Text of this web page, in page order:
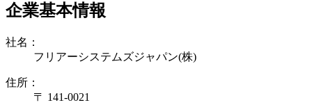
企業基本情報
社名：
フリアーシステムズジャパン(株)
住所：
〒 141-0021